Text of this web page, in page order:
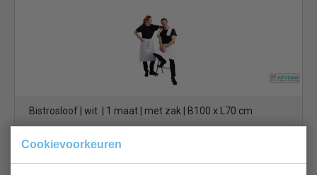
Cookievoorkeuren
Bistrosloof | wit | 1 maat | met zak | B100 x L70 cm
€ 10,20